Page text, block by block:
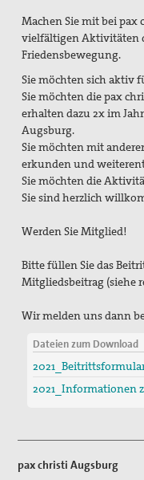
Aktion Aufschrei
Den Staat
Christlich-
Begleitung bei
KDV Beratung
friedens räume
Leitungsteam
Ehrenamtliche
Pädagogisches
Publikationen
Blickpunkt
Erklärungen
Machen Sie mit bei pax
vielfältigen Aktivitäten
Friedensbewegung.
Sie möchten sich aktiv
Sie möchten die pax
erhalten dazu 2x im
Augsburg.
Sie möchten mit
erkunden und
Sie möchten die
Sie sind herzlich
Werden Sie Mitglied!
Bitte füllen Sie das
Mitgliedsbeitrag (siehe
Wir melden uns dann
Dateien zum Download
2021_Informationen
pax christi Augsburg